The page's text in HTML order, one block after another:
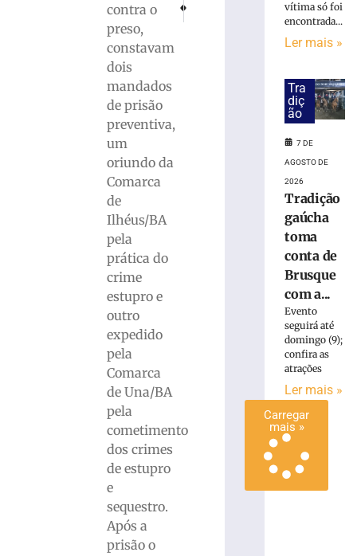
contra o
preso,
constavam
dois
mandados
de prisão
preventiva,
um
oriundo da
Comarca
de
Ilhéus/BA
pela
prática do
crime
estupro e
outro
expedido
pela
Comarca
de Una/BA
pela
cometimento
dos crimes
de estupro
e
sequestro.
Após a
prisão o
URGENTE: Encontrado corpo que
Mulher é presa por subtrair itens de loja no
prende
mulher
suspeita
tráfico
pessoas
exploração
sexual
Carregar
mais »
vítima só foi
encontrada...
Ler mais »
Tra
diç
ão
7 DE
AGOSTO DE
2026
Tradição
gaúcha
toma
conta de
Brusque
com a...
Evento
seguirá até
domingo (9);
confira as
atrações
Ler mais »